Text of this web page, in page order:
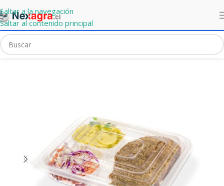
Saltar a la navegación
Saltar al contenido principal
Portada»